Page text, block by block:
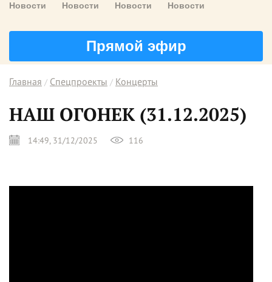
Новости Новости Новости Новости
Прямой эфир
Главная Спецпроекты Концерты
НАШ ОГОНЕК (31.12.2025)
14:49, 31/12/2025 116